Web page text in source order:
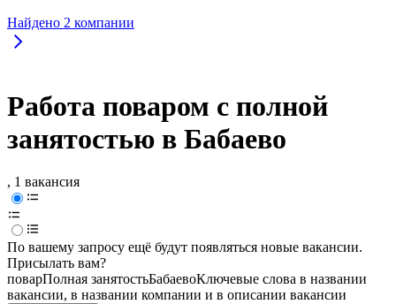
Найдено 2 компании
Работа поваром с полной
занятостью в Бабаево
, 1 вакансия
По вашему запросу ещё будут появляться новые вакансии.
Присылать вам?
поварПолная занятостьБабаевоКлючевые слова в названии
вакансии, в названии компании и в описании вакансии